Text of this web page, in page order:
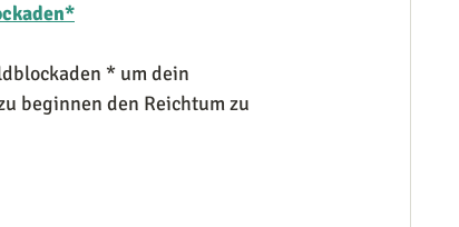
* um dein
beginnen den Reichtum zu